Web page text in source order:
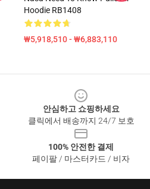
Hoodie RB1408
₩5,918,510 - ₩6,883,110
안심하고 쇼핑하세요
클릭에서 배송까지 24/7 보호
100% 안전한 결제
페이팔 / 마스터카드 / 비자